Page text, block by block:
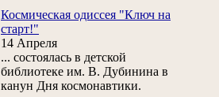
Космическая одиссея "Ключ на
старт!"
14 Апреля
... состоялась в детской
библиотеке им. В. Дубинина в
канун Дня космонавтики.